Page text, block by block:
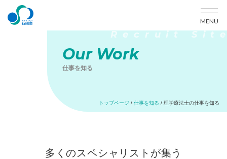
Our Work
仕事を知る
トップページ / 仕事を知る / 理学療法士の仕事を知る
多くのスペシャリストが集う
MENU